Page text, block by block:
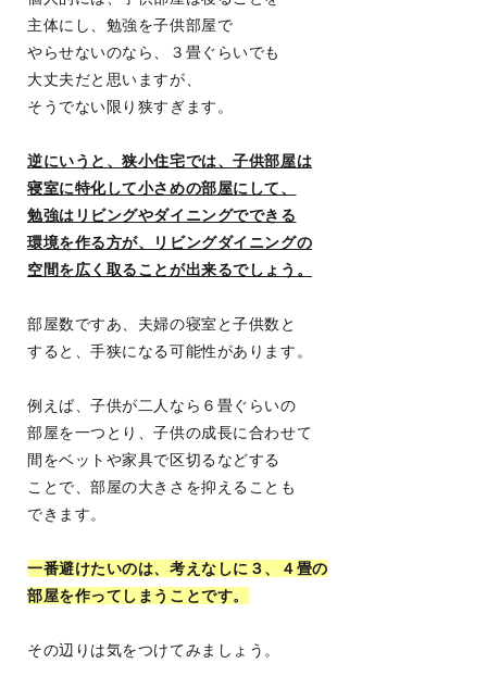
主体にし、勉強を子供部屋で
やらせないのなら、３畳ぐらいでも
大丈夫だと思いますが、
そうでない限り狭すぎます。
逆にいうと、狭小住宅では、子供部屋は
寝室に特化して小さめの部屋にして、
勉強はリビングやダイニングでできる
環境を作る方が、リビングダイニングの
空間を広く取ることが出来るでしょう。
部屋数ですあ、夫婦の寝室と子供数と
すると、手狭になる可能性があります。
例えば、子供が二人なら６畳ぐらいの
部屋を一つとり、子供の成長に合わせて
間をベットや家具で区切るなどする
ことで、部屋の大きさを抑えることも
できます。
一番避けたいのは、考えなしに３、４畳の
部屋を作ってしまうことです。
その辺りは気をつけてみましょう。